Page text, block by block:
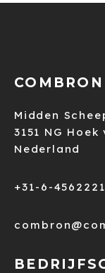
Midden
3151 NG
Nederland
+31-6-